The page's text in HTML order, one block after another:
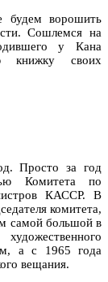
будем ворошить
Сошлемся на
у Кана
книжку своих
Просто за год
Комитета по
КАССР. В
комитета,
самой большой в
а с 1965 года
вещания.